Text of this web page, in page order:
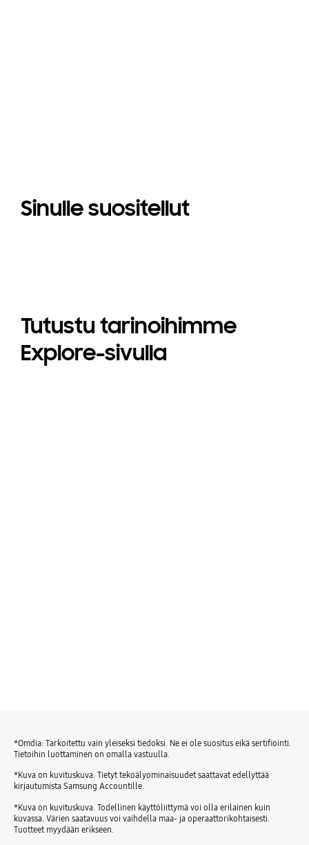
Sinulle suositellut
Tutustu tarinoihimme
Explore-sivulla
*Omdia: Tarkoitettu vain yleiseksi tiedoksi. Ne ei ole suositus eikä sertifiointi.
Tietoihin luottaminen on omalla vastuulla.
*Kuva on kuvituskuva. Tietyt tekoälyominaisuudet saattavat edellyttää
kirjautumista Samsung Accountille.
*Kuva on kuvituskuva. Todellinen käyttöliittymä voi olla erilainen kuin
kuvassa. Värien saatavuus voi vaihdella maa- ja operaattorikohtaisesti.
Tuotteet myydään erikseen.